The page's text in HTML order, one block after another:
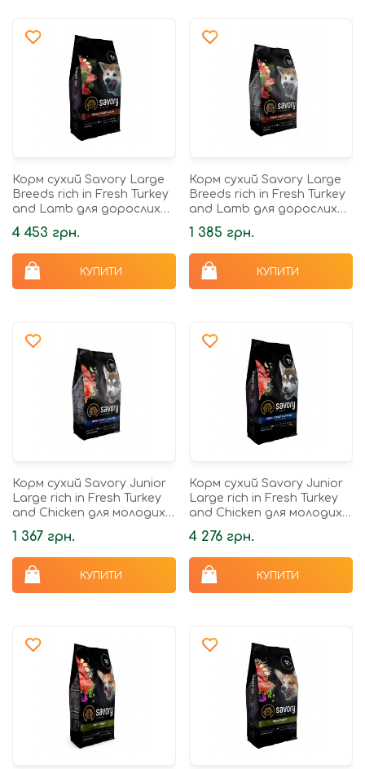
Корм сухий Savory Large
Breeds rich in Fresh Turkey
and Lamb для дорослих
собак великих порід від 25
кг зі свіжим...
4 453 грн.
КУПИТИ
Корм сухий Savory Large
Breeds rich in Fresh Turkey
and Lamb для дорослих
собак великих порід від 25
кг зі свіжим...
1 385 грн.
КУПИТИ
Корм сухий Savory Junior
Large rich in Fresh Turkey
and Chicken для молодих
собак великих порід від 25
кг зі свіжою...
1 367 грн.
КУПИТИ
Корм сухий Savory Junior
Large rich in Fresh Turkey
and Chicken для молодих
собак великих порід від 25
кг зі свіжою...
4 276 грн.
КУПИТИ